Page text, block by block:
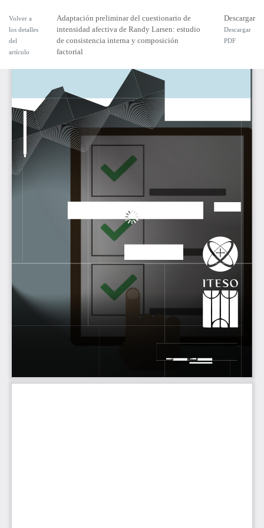
Volver a
los detalles
del
artículo
Adaptación preliminar del cuestionario de
intensidad afectiva de Randy Larsen: estudio
de consistencia interna y composición
factorial
Descargar
Descargar
PDF